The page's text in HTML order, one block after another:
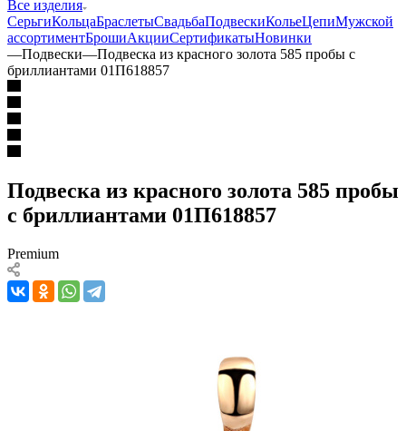
Все изделия
СерьгиКольцаБраслетыСвадьбаПодвескиКольеЦепиМужской
ассортиментБрошиАкцииСертификатыНовинки
—Подвески—Подвеска из красного золота 585 пробы с
бриллиантами 01П618857
Подвеска из красного золота 585 пробы
с бриллиантами 01П618857
Premium